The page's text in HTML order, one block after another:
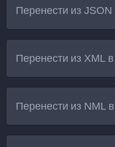
Перенести изJSON
Перенести из XML в
Перенести из NML в